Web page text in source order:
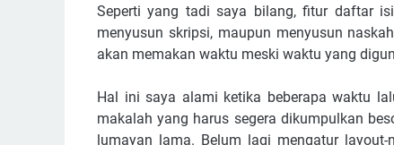
Seperti yang tadi saya bilang, fitur daftar
menyusun skripsi, maupun menyusun
akan memakan waktu meski waktu yang
Hal ini saya alami ketika beberapa waktu
makalah yang harus segera dikumpulkan
lumayan lama. Belum lagi mengatur